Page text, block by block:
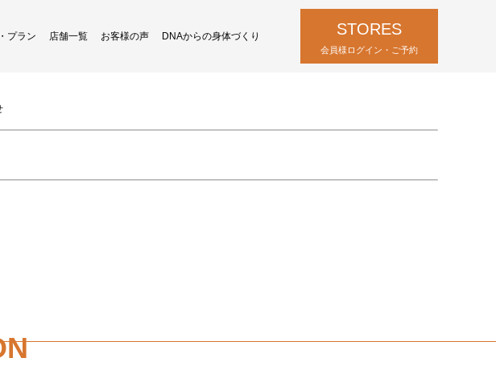
プラン 店舗一覧 お客様の声 DNAからの身体づくり STORES
会員様ログイン・ご予約